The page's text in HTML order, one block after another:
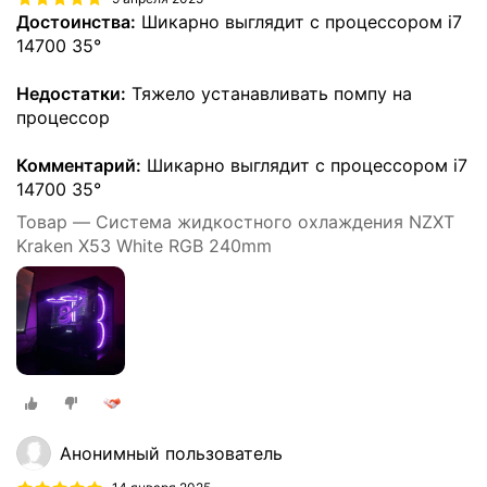
Достоинства: Шикарно выглядит с процессором i7
14700 35°
Недостатки: Тяжело устанавливать помпу на
процессор
Комментарий: Шикарно выглядит с процессором i7
14700 35°
Товар — Система жидкостного охлаждения NZXT
Kraken X53 White RGB 240mm
Анонимный пользователь